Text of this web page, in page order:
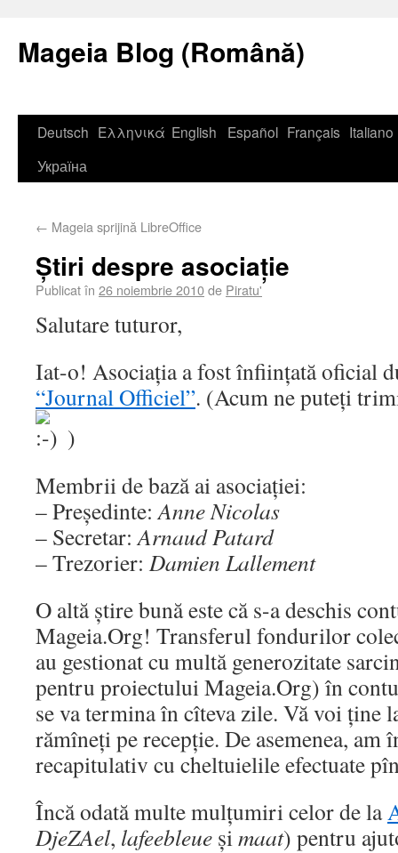
Mageia Blog (Română)
Deutsch Ελληνικά English Español Français Italiano
Україна
← Mageia sprijină LibreOffice
Știri despre asociație
Publicat în 26 noiembrie 2010de Piratu'
Salutare tuturor,
Iat-o! Asociația a fost înființată oficial
“Journal Officiel”. (Acum ne puteți
)
Membrii de bază ai asociației:
– Președinte:Anne Nicolas
– Secretar:Arnaud Patard
– Trezorier: Damien Lallement
O altă știre bună este că s-a deschis
Mageia.Org! Transferul fondurilor
au gestionat cu multă generozitate
pentru proiectului Mageia.Org) în
se va termina în cîteva zile. Vă voi ține
rămîneți pe recepție. De asemenea, am
recapitulativ cu cheltuielile efectuate
Încă odată multe mulțumiri celor de la
DjeZAel, lafeebleue șimaat) pentru